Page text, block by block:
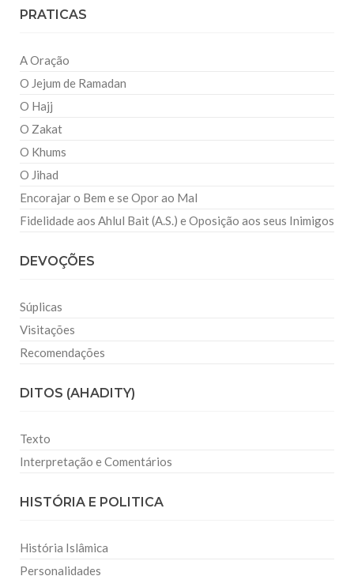
PRATICAS
A Oração
O Jejum de Ramadan
O Hajj
O Zakat
O Khums
O Jihad
Encorajar o Bem e se Opor ao Mal
Fidelidade aos Ahlul Bait (A.S.) e Oposição aos seus Inimigos
DEVOÇÕES
Súplicas
Visitações
Recomendações
DITOS (AHADITY)
Texto
Interpretação e Comentários
HISTÓRIA E POLITICA
História Islâmica
Personalidades